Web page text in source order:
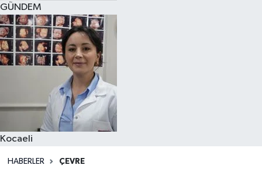
GÜNDEM
Kocaeli
HABERLER ÇEVRE
Haber Arşivi